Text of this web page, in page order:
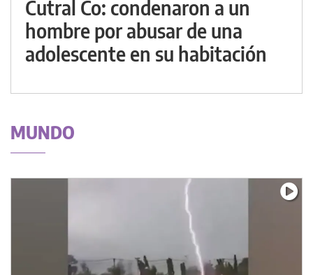
Cutral Co: condenaron a un
hombre por abusar de una
adolescente en su habitación
MUNDO